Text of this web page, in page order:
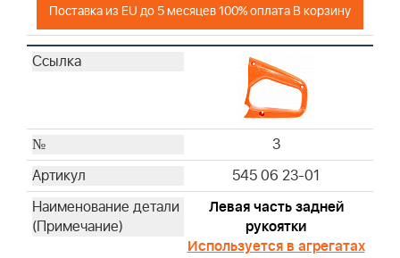
Поставка из EU до 5 месяцев 100% оплата В корзину
3
545 06 23-01
Левая часть задней
рукоятки
Используется в агрегатах